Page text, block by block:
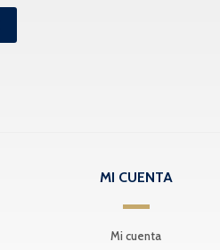
MI CUENTA
Mi cuenta